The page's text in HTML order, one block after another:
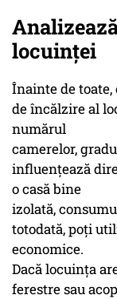
locuinței
Înainte de
de încălzire al
numărul
camerelor,
influențează
o casă bine
izolată,
totodată, poți
economice.
Dacă locuința
ferestre sau